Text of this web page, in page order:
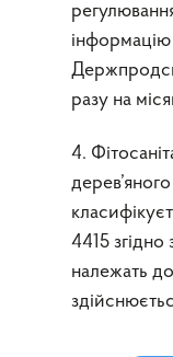
разу на
4.
4415
належать